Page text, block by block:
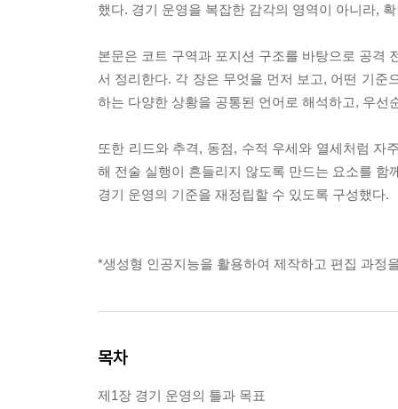
했다. 경기 운영을 복잡한 감각의 영역이 아니라,
본문은 코트 구역과 포지션 구조를 바탕으로 공격
서 정리한다. 각 장은 무엇을 먼저 보고, 어떤 기준
하는 다양한 상황을 공통된 언어로 해석하고, 우
또한 리드와 추격, 동점, 수적 우세와 열세처럼 자
해 전술 실행이 흔들리지 않도록 만드는 요소를
경기 운영의 기준을 재정립할 수 있도록 구성했다.
*생성형 인공지능을 활용하여 제작하고 편집 과정
목차
제1장 경기 운영의 틀과 목표